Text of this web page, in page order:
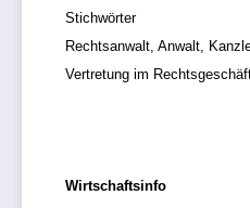
Stichwörter
Rechtsanwalt, Anwalt,
Vertretung im
Wirtschaftsinfo